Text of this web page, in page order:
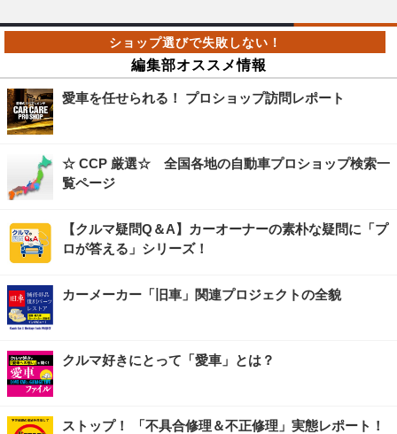
編集部オススメ情報
愛車を任せられる！ プロショップ訪問レポート
☆ CCP 厳選☆ 全国各地の自動車プロショップ検索一
覧ページ
【クルマ疑問Q＆A】カーオーナーの素朴な疑問に「プ
ロが答える」シリーズ！
カーメーカー「旧車」関連プロジェクトの全貌
クルマ好きにとって「愛車」とは？
ストップ！ 「不具合修理＆不正修理」実態レポート！